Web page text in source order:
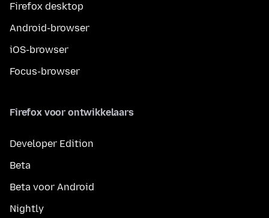
Firefox desktop
Android-browser
iOS-browser
Focus-browser
Firefox voor ontwikkelaars
Developer Edition
Beta
Beta voor Android
Nightly